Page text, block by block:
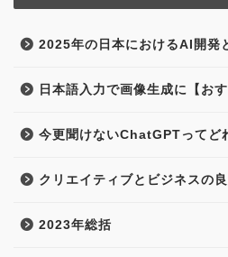
2025年の日本におけるAI開発
日本語入力で画像生成に【お
今更聞けないChatGPTってど
クリエイティブとビジネスの
2023年総括